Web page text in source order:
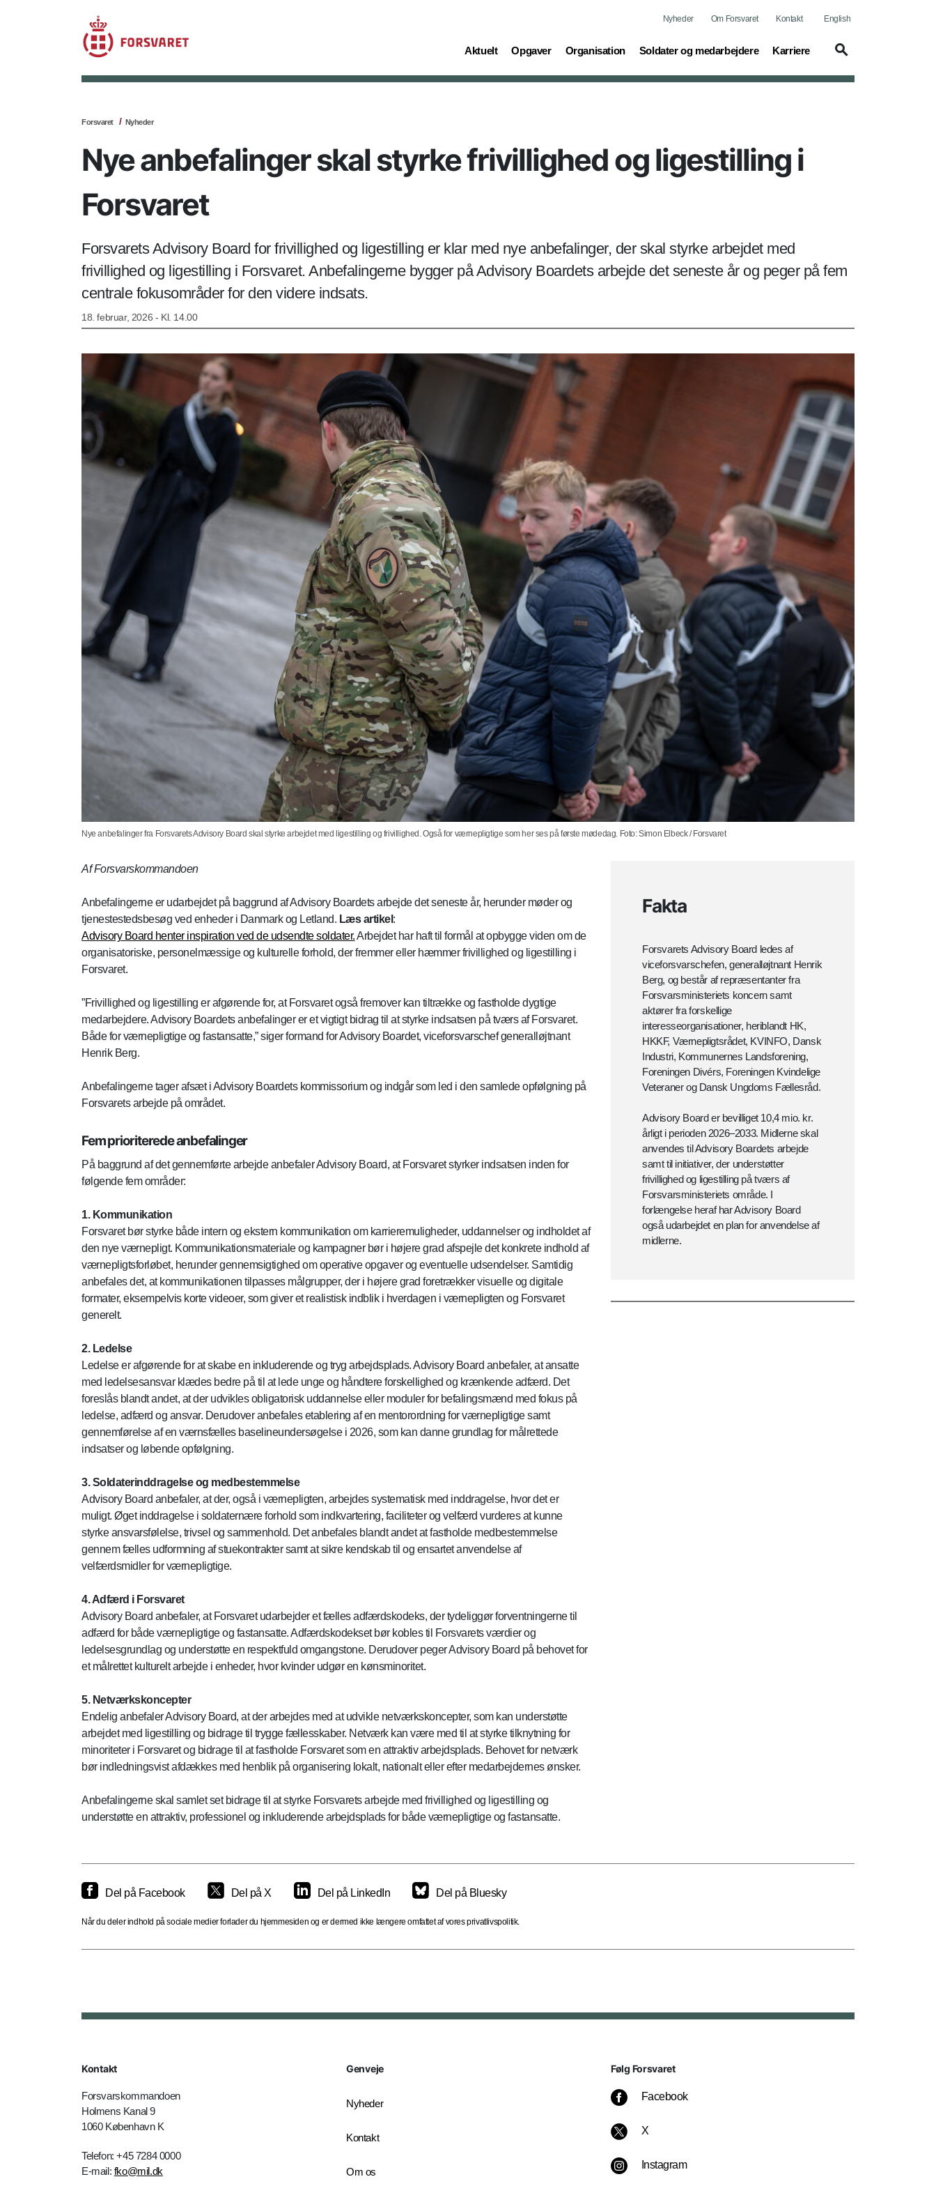
Nyheder Om Forsvaret Kontakt English
Aktuelt
(current) Opgaver
(current) Organisation
(current) Soldater og medarbejdere
(current) Karriere
(current)
Forsvaret Nyheder
Nye anbefalinger skal styrke frivillighed og ligestilling i
Forsvaret
Forsvarets Advisory Board for frivillighed og ligestilling er klar med nye anbefalinger, der skal styrke arbejdet med
frivillighed og ligestilling i Forsvaret. Anbefalingerne bygger på Advisory Boardets arbejde det seneste år og peger på fem
centrale fokusområder for den videre indsats.
18. februar, 2026 - Kl. 14.00
Nye anbefalinger fra Forsvarets Advisory Board skal styrke arbejdet med ligestilling og frivillighed. Også for værnepligtige som her ses på første mødedag. Foto: Simon Elbeck / Forsvaret
Af Forsvarskommandoen
Anbefalingerne er udarbejdet på baggrund af Advisory Boardets arbejde det seneste år, herunder møder og
tjenestestedsbesøg ved enheder i Danmark og Letland. Læs artikel :
Advisory Board henter inspiration ved de udsendte soldater.Arbejdet har haft til formål at opbygge viden om de
organisatoriske, personelmæssige og kulturelle forhold, der fremmer eller hæmmer frivillighed og ligestilling i
Forsvaret.
”Frivillighed og ligestilling er afgørende for, at Forsvaret også fremover kan tiltrække og fastholde dygtige
medarbejdere. Advisory Boardets anbefalinger er et vigtigt bidrag til at styrke indsatsen på tværs af Forsvaret.
Både for værnepligtige og fastansatte,” siger formand for Advisory Boardet, viceforsvarschef generalløjtnant
Henrik Berg.
Anbefalingerne tager afsæt i Advisory Boardets kommissorium og indgår som led i den samlede opfølgning på
Forsvarets arbejde på området.
Fem prioriterede anbefalinger
På baggrund af det gennemførte arbejde anbefaler Advisory Board, at Forsvaret styrker indsatsen inden for
følgende fem områder:
1. Kommunikation
Forsvaret bør styrke både intern og ekstern kommunikation om karrieremuligheder, uddannelser og indholdet af
den nye værnepligt. Kommunikationsmateriale og kampagner bør i højere grad afspejle det konkrete indhold af
værnepligtsforløbet, herunder gennemsigtighed om operative opgaver og eventuelle udsendelser. Samtidig
anbefales det, at kommunikationen tilpasses målgrupper, der i højere grad foretrækker visuelle og digitale
formater, eksempelvis korte videoer, som giver et realistisk indblik i hverdagen i værnepligten og Forsvaret
generelt.
2. Ledelse
Ledelse er afgørende for at skabe en inkluderende og tryg arbejdsplads. Advisory Board anbefaler, at ansatte
med ledelsesansvar klædes bedre på til at lede unge og håndtere forskellighed og krænkende adfærd. Det
foreslås blandt andet, at der udvikles obligatorisk uddannelse eller moduler for befalingsmænd med fokus på
ledelse, adfærd og ansvar. Derudover anbefales etablering af en mentorordning for værnepligtige samt
gennemførelse af en værnsfælles baselineundersøgelse i 2026, som kan danne grundlag for målrettede
indsatser og løbende opfølgning.
3. Soldaterinddragelse og medbestemmelse
Advisory Board anbefaler, at der, også i værnepligten, arbejdes systematisk med inddragelse, hvor det er
muligt. Øget inddragelse i soldaternære forhold som indkvartering, faciliteter og velfærd vurderes at kunne
styrke ansvarsfølelse, trivsel og sammenhold. Det anbefales blandt andet at fastholde medbestemmelse
gennem fælles udformning af stuekontrakter samt at sikre kendskab til og ensartet anvendelse af
velfærdsmidler for værnepligtige.
4. Adfærd i Forsvaret
Advisory Board anbefaler, at Forsvaret udarbejder et fælles adfærdskodeks, der tydeliggør forventningerne til
adfærd for både værnepligtige og fastansatte. Adfærdskodekset bør kobles til Forsvarets værdier og
ledelsesgrundlag og understøtte en respektfuld omgangstone. Derudover peger Advisory Board på behovet for
et målrettet kulturelt arbejde i enheder, hvor kvinder udgør en kønsminoritet.
5. Netværkskoncepter
Endelig anbefaler Advisory Board, at der arbejdes med at udvikle netværkskoncepter, som kan understøtte
arbejdet med ligestilling og bidrage til trygge fællesskaber. Netværk kan være med til at styrke tilknytning for
minoriteter i Forsvaret og bidrage til at fastholde Forsvaret som en attraktiv arbejdsplads. Behovet for netværk
bør indledningsvist afdækkes med henblik på organisering lokalt, nationalt eller efter medarbejdernes ønsker.
Anbefalingerne skal samlet set bidrage til at styrke Forsvarets arbejde med frivillighed og ligestilling og
understøtte en attraktiv, professionel og inkluderende arbejdsplads for både værnepligtige og fastansatte.
Fakta
Forsvarets Advisory Board ledes af
viceforsvarschefen, generalløjtnant Henrik
Berg, og består af repræsentanter fra
Forsvarsministeriets koncern samt
aktører fra forskellige
interesseorganisationer, heriblandt HK,
HKKF, Værnepligtsrådet, KVINFO, Dansk
Industri, Kommunernes Landsforening,
Foreningen Divérs, Foreningen Kvindelige
Veteraner og Dansk Ungdoms Fællesråd.
Advisory Board er bevilliget 10,4 mio. kr.
årligt i perioden 2026–2033. Midlerne skal
anvendes til Advisory Boardets arbejde
samt til initiativer, der understøtter
frivillighed og ligestilling på tværs af
Forsvarsministeriets område. I
forlængelse heraf har Advisory Board
også udarbejdet en plan for anvendelse af
midlerne.
Del på Facebook Del på X Del på LinkedIn Del på Bluesky
Når du deler indhold på sociale medier forlader du hjemmesiden og er dermed ikke længere omfattet af vores privatlivspolitik.
Kontakt
Forsvarskommandoen
Holmens Kanal 9
1060 København K
Telefon: +45 7284 0000
E-mail: fko@mil.dk
Genveje
Nyheder
Kontakt
Om os
Følg Forsvaret
Facebook
X
Instagram